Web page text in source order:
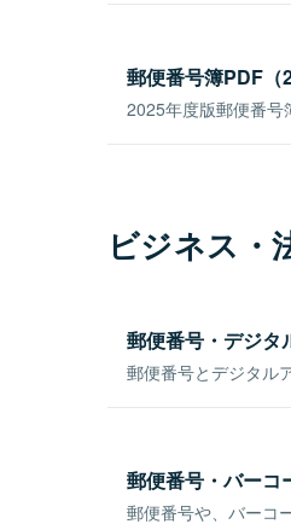
郵便番号簿PDF（
2025年度版郵便番号
ビジネス・
郵便番号・デジタ
郵便番号とデジタル
郵便番号・バーコ
郵便番号や、バーコ